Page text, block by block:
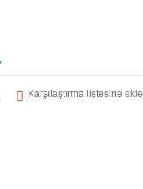
Karşılaştırma listesine ekle